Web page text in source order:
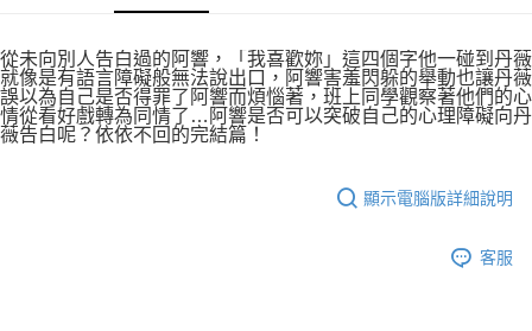
恩沛科技股份有限公司將有權停止該用戶之使用額度並採取法律行動。
從未向別人告白過的阿響，「我喜歡妳」這四個字他一碰到丹薇
就像是有語言障礙般無法說出口，阿響害羞閃躲的舉動也讓丹薇
誤以為自己是否得罪了阿響而煩惱著，班上同學觀察著他們的心
情從看好戲轉為同情了…阿響是否可以突破自己的心理障礙向丹
薇告白呢？依依不回的完結篇！
顯示電腦版詳細說明
客服